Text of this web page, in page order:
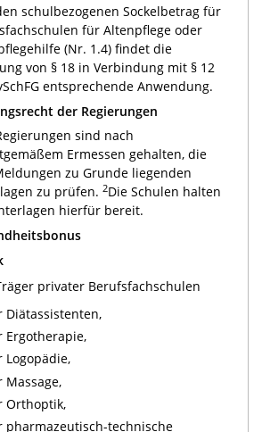
schulbezogenen Sockelbetrag für
für Altenpflege oder
(Nr. 1.4) findet die
von § 18 in Verbindung mit § 12
entsprechende Anwendung.
der Regierungen
sind nach
Ermessen gehalten, die
zu Grunde liegenden
zu prüfen. 2Die Schulen halten
hierfür bereit.
privater Berufsfachschulen
Diätassistenten,
Ergotherapie,
Logopädie,
Massage,
Orthoptik,
pharmazeutisch-technische